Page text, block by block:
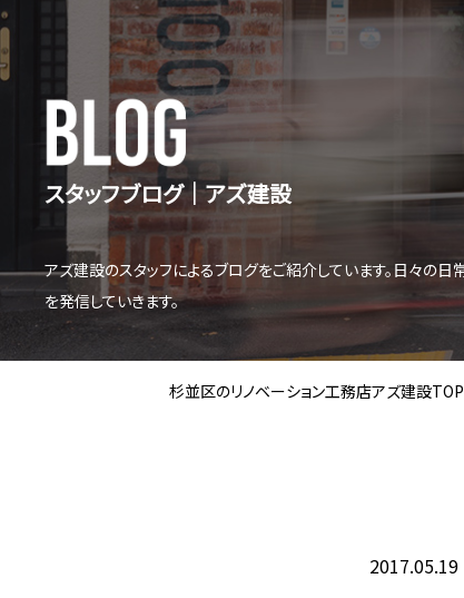
スタッフブログ│アズ建設
アズ建設のスタッフによるブログをご紹介しています。日々の
を発信していきます。
杉並区のリノベーション工務店アズ建設TOP
2017.05.19